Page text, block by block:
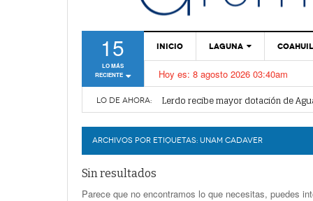
15
LO MÁS
RECIENTE
INICIO LAGUNA
TORREÓN
GÓMEZ PALACIO
Hoy es: 8 agosto 2026 03:40am
LO DE AHORA:
Vamos a ser parte de esta nueva
Lerdo recibe mayor dotación de
Durango elegirá por insaculación y
Denuncian robo en oficinas de
Va Ayuntamiento de Lerdo por
ARCHIVOS POR ETIQUETAS: UNAM CADAVER
Sin resultados
Parece que no encontramos lo que necesitas, puedes